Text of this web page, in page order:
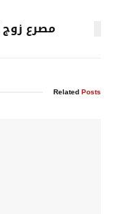
مصرع زوج
RelatedPosts